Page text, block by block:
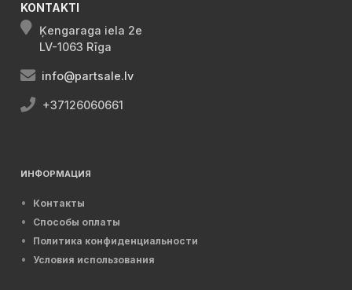
KONTAKTI
Ķengaraga iela 2e
LV-1063 Rīga
info@partsale.lv
+37126060661
ИНФОРМАЦИЯ
Контакты
Способы оплаты
Политика конфиденциальности
Условия использования